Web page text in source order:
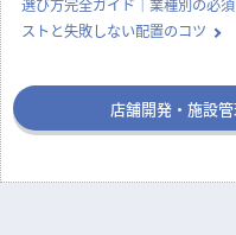
選び方完全ガイド｜業種別の必
ストと失敗しない配置のコツ
店舗開発・施設